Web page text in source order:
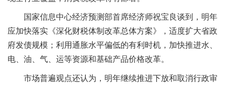
国家信息中心经济预测部首席经济师祝宝良谈到，明年
应加快落实《深化财税体制改革总体方案》，适度扩大省政
府发债规模；利用通胀水平偏低的有利时机，加快推进水、
电、油、气、运等资源和基础产品价格改革。
市场普遍观点还认为，明年继续推进下放和取消行政审